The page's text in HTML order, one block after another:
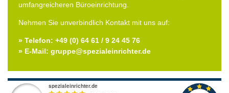
umfangreicheren Büroeinrichtung.
Nehmen Sie unverbindlich Kontakt mit uns auf:
» Telefon: +49 (0) 64 61 / 9 24 45 76
» E-Mail: gruppe@spezialeinrichter.de